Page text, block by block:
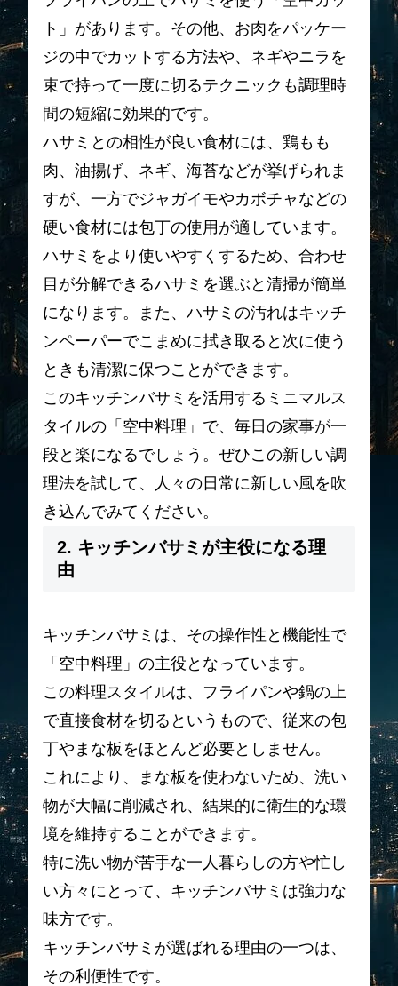
ト」があります。その他、お肉をパッケー
ジの中でカットする方法や、ネギやニラを
束で持って一度に切るテクニックも調理時
間の短縮に効果的です。
ハサミとの相性が良い食材には、鶏もも
肉、油揚げ、ネギ、海苔などが挙げられま
すが、一方でジャガイモやカボチャなどの
硬い食材には包丁の使用が適しています。
ハサミをより使いやすくするため、合わせ
目が分解できるハサミを選ぶと清掃が簡単
になります。また、ハサミの汚れはキッチ
ンペーパーでこまめに拭き取ると次に使う
ときも清潔に保つことができます。
このキッチンバサミを活用するミニマルス
タイルの「空中料理」で、毎日の家事が一
段と楽になるでしょう。ぜひこの新しい調
理法を試して、人々の日常に新しい風を吹
き込んでみてください。
2. キッチンバサミが主役になる理
由
キッチンバサミは、その操作性と機能性で
「空中料理」の主役となっています。
この料理スタイルは、フライパンや鍋の上
で直接食材を切るというもので、従来の包
丁やまな板をほとんど必要としません。
これにより、まな板を使わないため、洗い
物が大幅に削減され、結果的に衛生的な環
境を維持することができます。
特に洗い物が苦手な一人暮らしの方や忙し
い方々にとって、キッチンバサミは強力な
味方です。
キッチンバサミが選ばれる理由の一つは、
その利便性です。